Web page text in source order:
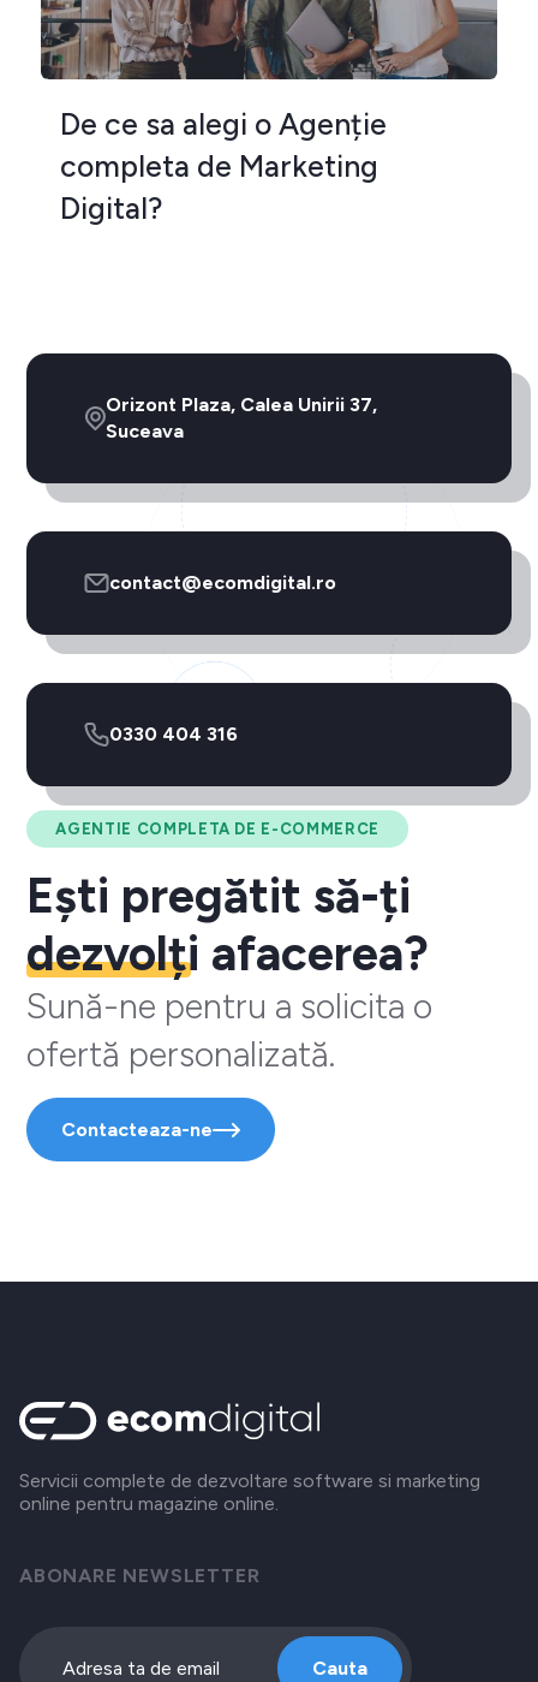
De ce sa alegi o Agenție
completa de Marketing
Digital?
AGENTIE COMPLETA DE E-COMMERCE
Ești pregătit să-ți
dezvolți afacerea?
Sună-ne pentru a solicita o
ofertă personalizată.
Contacteaza-ne
Orizont Plaza, Calea Unirii 37,
Suceava
contact@ecomdigital.ro
0330 404 316
Servicii complete de dezvoltare software si marketing
online pentru magazine online.
ABONARE NEWSLETTER
Cauta